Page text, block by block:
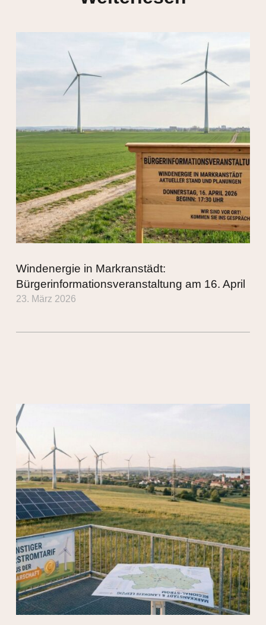
Windenergie in Markranstädt:
Bürgerinformationsveranstaltung am 16. April
23. März 2026